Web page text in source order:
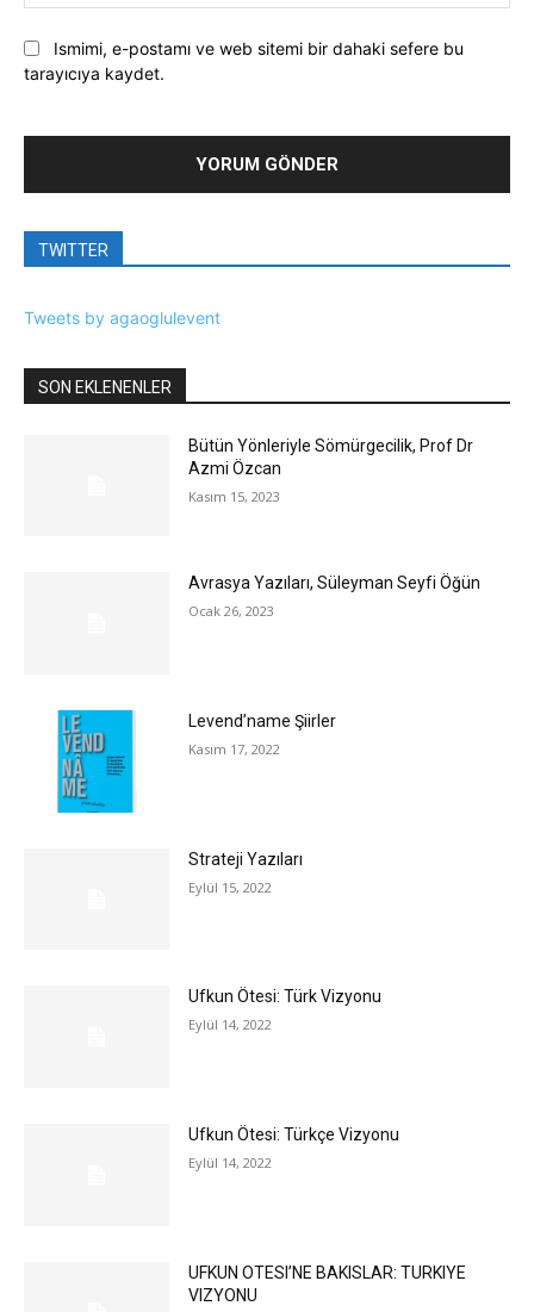
Ismimi, e-postamı ve web sitemi bir dahaki sefere bu
tarayıcıya kaydet.
TWITTER
Tweets by agaoglulevent
SON EKLENENLER
Bütün Yönleriyle Sömürgecilik, Prof Dr
Azmi Özcan
Kasım 15, 2023
Avrasya Yazıları, Süleyman Seyfi Öğün
Ocak 26, 2023
Levend’name Şiirler
Kasım 17, 2022
Strateji Yazıları
Eylül 15, 2022
Ufkun Ötesi: Türk Vizyonu
Eylül 14, 2022
Ufkun Ötesi: Türkçe Vizyonu
Eylül 14, 2022
UFKUN OTESI’NE BAKISLAR: TURKIYE
VIZYONU